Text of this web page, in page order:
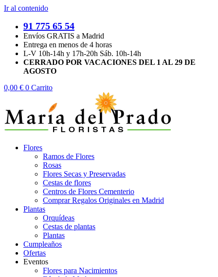
Ir al contenido
91 775 65 54
Envíos GRATIS a Madrid
Entrega en menos de 4 horas
L-V 10h-14h y 17h-20h Sáb. 10h-14h
CERRADO POR VACACIONES DEL 1 AL 29 DE
AGOSTO
0,00 € 0 Carrito
Flores
Ramos de Flores
Rosas
Flores Secas y Preservadas
Cestas de flores
Centros de Flores Cementerio
Comprar Regalos Originales en Madrid
Plantas
Orquídeas
Cestas de plantas
Plantas
Cumpleaños
Ofertas
Eventos
Flores para Nacimientos